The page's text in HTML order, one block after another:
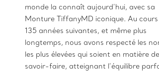
monde la connaît aujourd’hui, avec sa
Monture TiffanyMD iconique. Au cours
135 années suivantes, et même plus
longtemps, nous avons respecté les
les plus élevées qui soient en matière de
savoir-faire, atteignant l’équilibre